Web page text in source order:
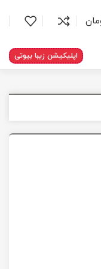
اپلیکیشن زیبا بیوتی